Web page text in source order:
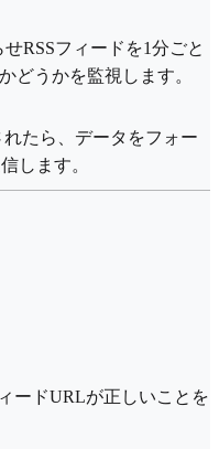
せRSSフィードを1分ごと
どうかを監視します。
れたら、データをフォー
します。
ィードURLが正しいことを